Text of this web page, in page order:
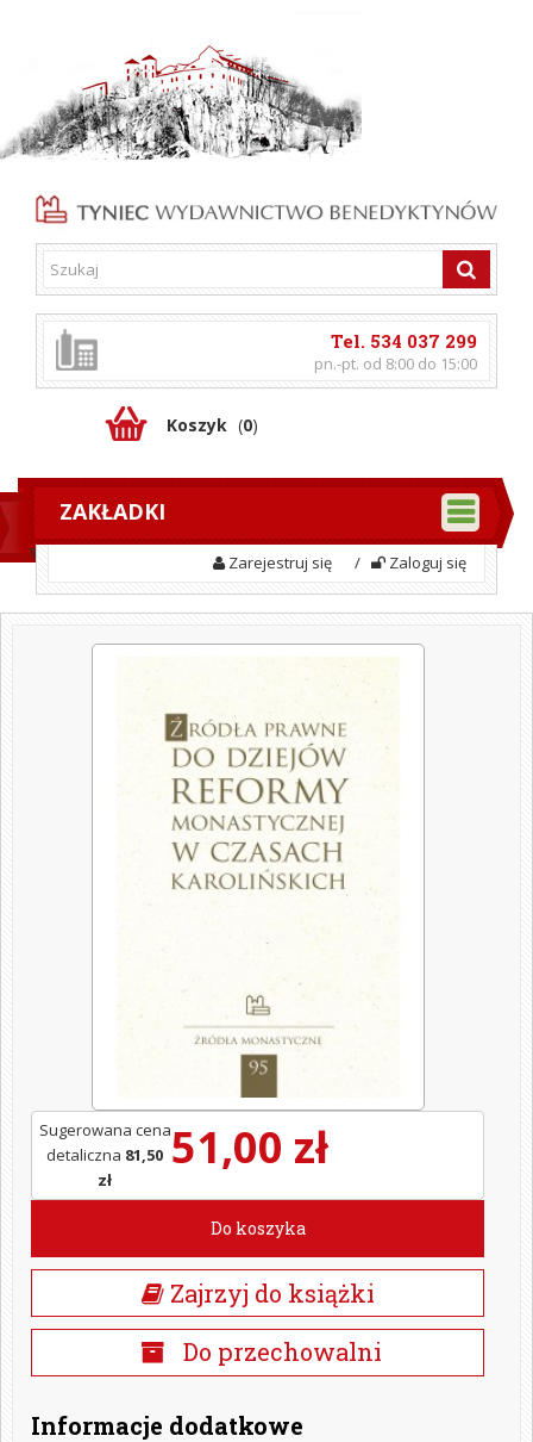
Tel. 534 037 299
pn.-pt. od 8:00 do 15:00
Koszyk (0)
ZAKŁADKI
Zarejestruj się / Zaloguj się
51,00 zł
Sugerowana cena
detaliczna 81,50
zł
Do koszyka
Zajrzyj do książki
Do przechowalni
Informacje dodatkowe